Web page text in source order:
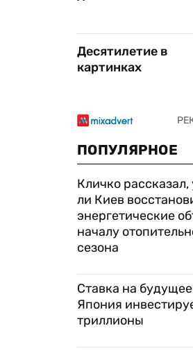
Десятилетие в
картинках
ПОПУЛЯРНОЕ
Кличко рассказал,
ли Киев
энергетические
началу
сезона
Ставка на
Япония
триллионы